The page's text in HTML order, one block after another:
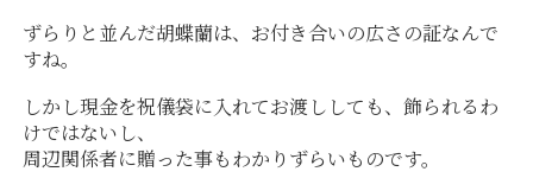
ずらりと並んだ胡蝶蘭は、お付き合いの広さの証なんで
すね。
しかし現金を祝儀袋に入れてお渡ししても、飾られるわ
けではないし、
周辺関係者に贈った事もわかりずらいものです。